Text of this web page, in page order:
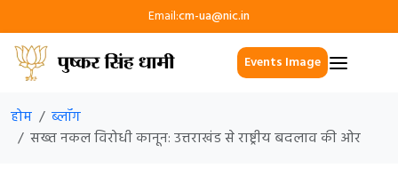
Email:cm-ua@nic.in
Events Image
होम
ब्लॉग
सख्त नकल विरोधी कानून: उत्तराखंड से राष्ट्रीय बदलाव की ओर